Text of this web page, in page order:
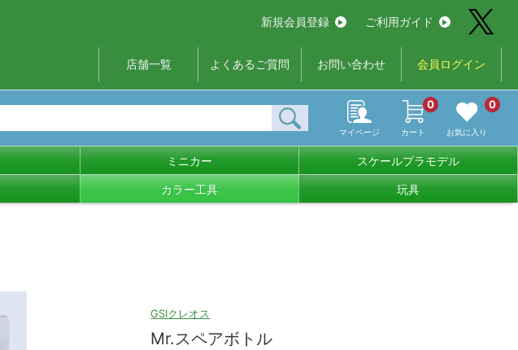
新規会員登録 ご利用ガイド
店舗一覧 よくあるご質問 お問い合わせ 会員ログイン
マイページ カート
0
お気に入り
0
ミニカー スケールプラモデル
カラー工具 玩具
GSIクレオス
Mr.スペアボトル